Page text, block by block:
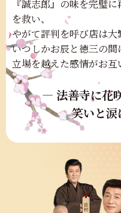
『誠志郎』の味を完璧
を救い、
やがて評判を呼び店は大
いつしかお辰と徳三の間
立場を越えた感情がお
― 法善寺に花
笑いと涙